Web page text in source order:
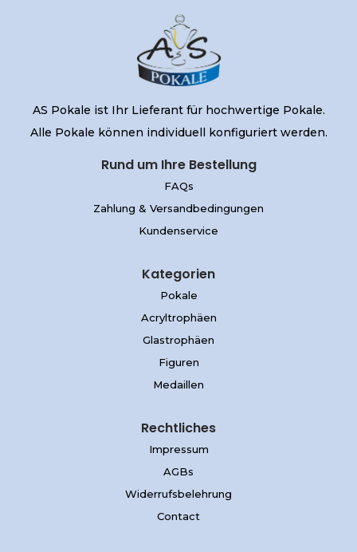
AS Pokale ist Ihr Lieferant für hochwertige Pokale.
Alle Pokale können individuell konfiguriert werden.
Rund um Ihre Bestellung
FAQs
Zahlung & Versandbedingungen
Kundenservice
Kategorien
Pokale
Acryltrophäen
Glastrophäen
Figuren
Medaillen
Rechtliches
Impressum
AGBs
Widerrufsbelehrung
Contact